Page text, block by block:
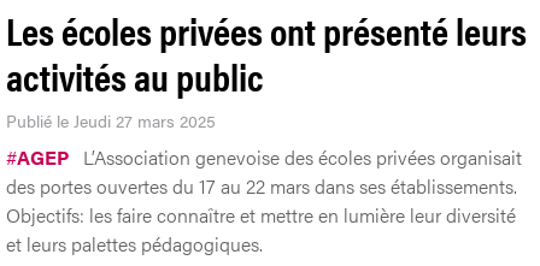
Les écoles privées ont présenté leurs
activités au public
Publié le Jeudi 27 mars 2025
#AGEP L’Association genevoise des écoles privées organisait
des portes ouvertes du 17 au 22 mars dans ses établissements.
Objectifs: les faire connaître et mettre en lumière leur diversité
et leurs palettes pédagogiques.